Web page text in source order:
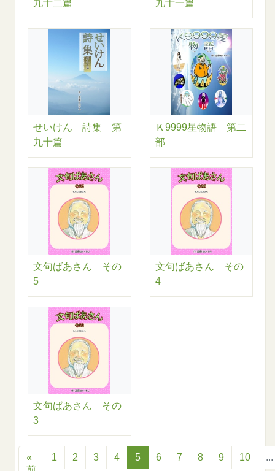
九十二篇 九十一篇
せいけん 詩集 第
九十篇
Ｋ9999星物語 第二
部
文句ばあさん その
5
文句ばあさん その
4
文句ばあさん その
3
«
1 2 3 4 5 6 7 8 9 10 ...